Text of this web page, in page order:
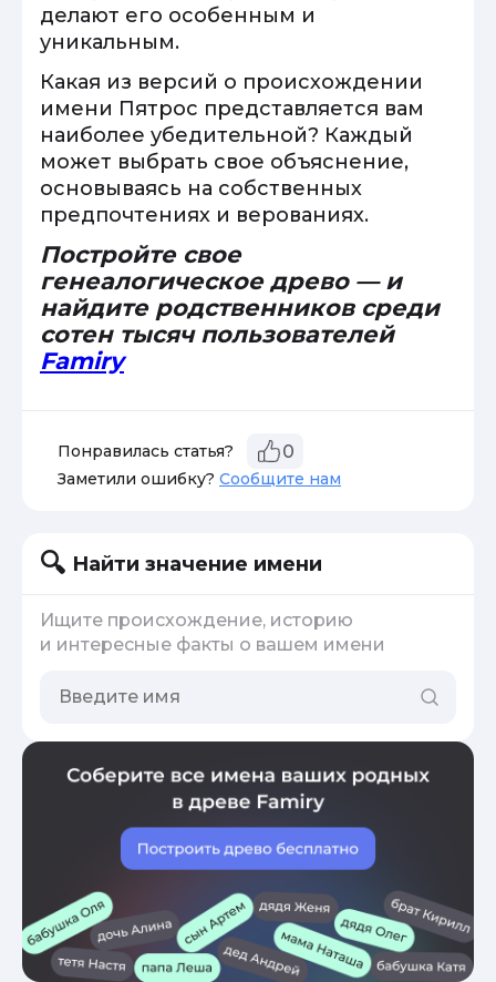
делают его особенным и
уникальным.
Какая из версий о происхождении
имени Пятрос представляется вам
наиболее убедительной? Каждый
может выбрать свое объяснение,
основываясь на собственных
предпочтениях и верованиях.
Постройте свое
генеалогическое древо — и
найдите родственников среди
сотен тысяч пользователей
Famiry
Понравилась статья? 0
Заметили ошибку? Сообщите нам
Найти значение имени
Ищите происхождение, историю
и интересные факты о вашем имени